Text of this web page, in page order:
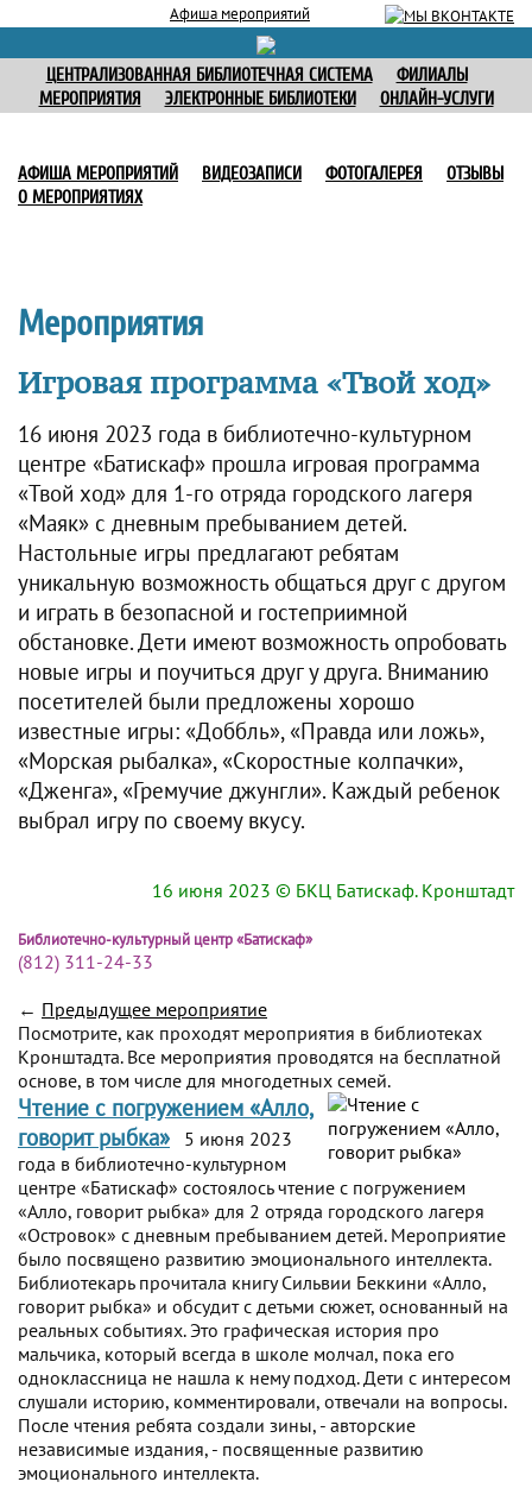
Афиша мероприятий
ЦЕНТРАЛИЗОВАННАЯ БИБЛИОТЕЧНАЯ СИСТЕМА
ФИЛИАЛЫ
МЕРОПРИЯТИЯ
ЭЛЕКТРОННЫЕ БИБЛИОТЕКИ ОНЛАЙН-УСЛУГИ
АФИША МЕРОПРИЯТИЙ ВИДЕОЗАПИСИ ФОТОГАЛЕРЕЯ
ОТЗЫВЫ
О МЕРОПРИЯТИЯХ
Мероприятия
Игровая программа «Твой ход»
16 июня 2023 года в библиотечно-культурном
центре «Батискаф» прошла игровая программа
«Твой ход» для 1-го отряда городского лагеря
«Маяк» с дневным пребыванием детей.
Настольные игры предлагают ребятам
уникальную возможность общаться друг с другом
и играть в безопасной и гостеприимной
обстановке. Дети имеют возможность опробовать
новые игры и поучиться друг у друга. Вниманию
посетителей были предложены хорошо
известные игры: «Доббль», «Правда или ложь»,
«Морская рыбалка», «Скоростные колпачки»,
«Дженга», «Гремучие джунгли». Каждый ребенок
выбрал игру по своему вкусу.
16 июня 2023 © БКЦ Батискаф. Кронштадт
Библиотечно-культурный центр «Батискаф»
(812) 311-24-33
← Предыдущее мероприятие
Посмотрите, как проходят мероприятия в библиотеках
Кронштадта. Все мероприятия проводятся на бесплатной
основе, в том числе для многодетных семей.
Чтение с погружением «Алло,
говорит рыбка»
5 июня 2023
года в библиотечно-культурном
центре «Батискаф» состоялось чтение с погружением
«Алло, говорит рыбка» для 2 отряда городского лагеря
«Островок» с дневным пребыванием детей. Мероприятие
было посвящено развитию эмоционального интеллекта.
Библиотекарь прочитала книгу Сильвии Беккини «Алло,
говорит рыбка» и обсудит с детьми сюжет, основанный на
реальных событиях. Это графическая история про
мальчика, который всегда в школе молчал, пока его
одноклассница не нашла к нему подход. Дети с интересом
слушали историю, комментировали, отвечали на вопросы.
После чтения ребята создали зины, - авторские
независимые издания, - посвященные развитию
эмоционального интеллекта.